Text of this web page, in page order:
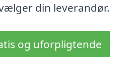
din leverandør.
og uforpligtende